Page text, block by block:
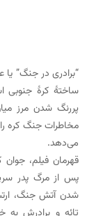
“برادری در جنگ” یا
ساختهٔ کرهٔ جنوبی
پررنگ شدن مرز
مخاطرات جنگ کره
می‌دهد.
قهرمان فیلم،
پس از مرگ پدر
شدن آتش جنگ،